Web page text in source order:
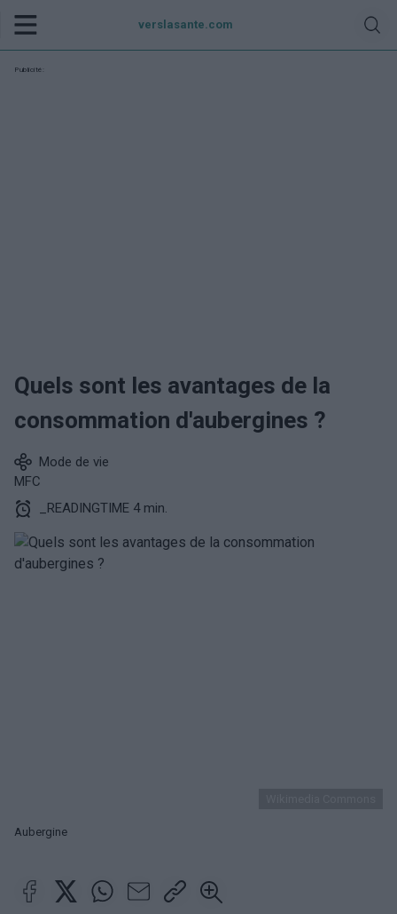
verslasante.com
Publicité:
Quels sont les avantages de la
consommation d'aubergines ?
Mode de vie
MFC
_READINGTIME 4 min.
Aubergine